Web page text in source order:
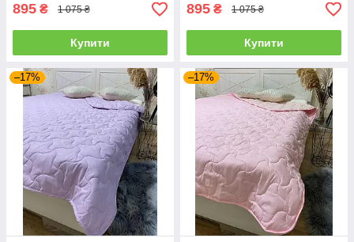
895 ₴ 1 075 ₴
Купити
895 ₴ 1 075 ₴
Купити
–17% –17%